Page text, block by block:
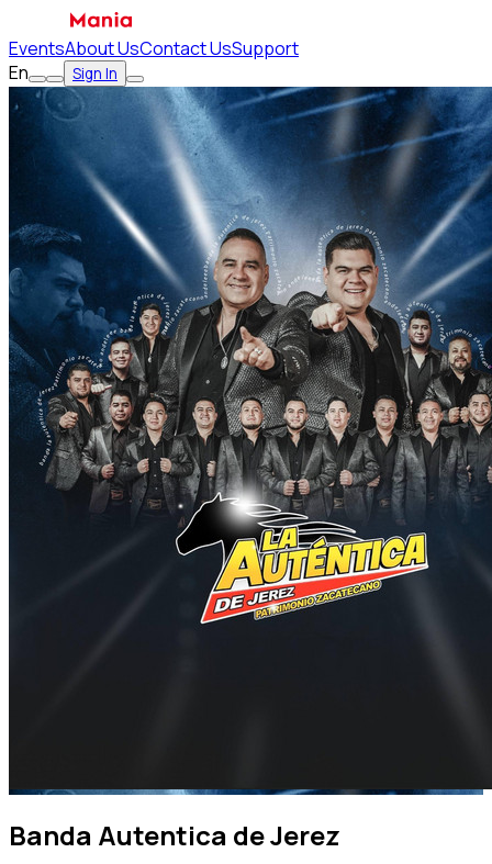
EventsAbout UsContact UsSupport
En
Sign In
Banda Autentica de Jerez